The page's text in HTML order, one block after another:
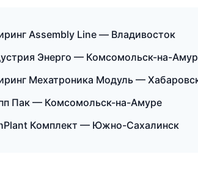
Assembly Line — Владивосток
Энерго — Комсомольск-на-
Мехатроника Модуль —
Пак — Комсомольск-на-Амуре
Комплект — Южно-Сахалинск